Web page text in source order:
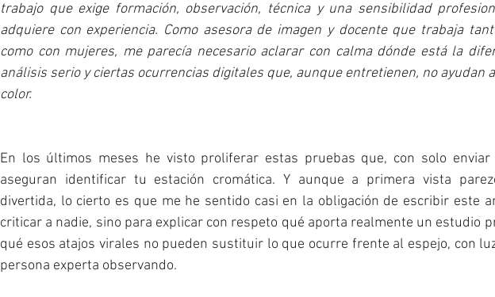
trabajo que exige formación, observación, técnica y una sensibilidad
adquiere con experiencia. Como asesora de imagen y docente que trabaja
como con mujeres, me parecía necesario aclarar con calma dónde está la
análisis serio y ciertas ocurrencias digitales que, aunque entretienen, no ayudan
color.
En los últimos meses he visto proliferar estas pruebas que, con solo enviar
aseguran identificar tu estación cromática. Y aunque a primera vista
divertida, lo cierto es que me he sentido casi en la obligación de escribir este
criticar a nadie, sino para explicar con respeto qué aporta realmente un estudio
qué esos atajos virales no pueden sustituir lo que ocurre frente al espejo, con
persona experta observando.